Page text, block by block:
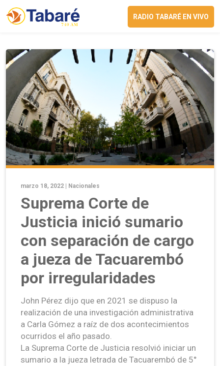
RADIO TABARÉ EN VIVO
marzo 18, 2022 | Nacionales
Suprema Corte de
Justicia inició sumario
con separación de cargo
a jueza de Tacuarembó
por irregularidades
John Pérez dijo que en 2021 se dispuso la
realización de una investigación administrativa
a Carla Gómez a raíz de dos acontecimientos
ocurridos el año pasado.
La Suprema Corte de Justicia resolvió iniciar un
sumario a la jueza letrada de Tacuarembó de 5°